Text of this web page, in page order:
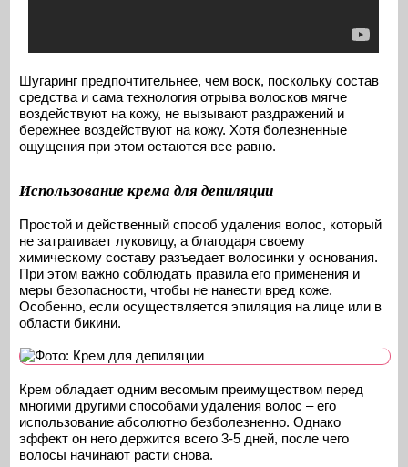
Шугаринг предпочтительнее, чем воск, поскольку состав
средства и сама технология отрыва волосков мягче
воздействуют на кожу, не вызывают раздражений и
бережнее воздействуют на кожу. Хотя болезненные
ощущения при этом остаются все равно.
Использование крема для депиляции
Простой и действенный способ удаления волос, который
не затрагивает луковицу, а благодаря своему
химическому составу разъедает волосинки у основания.
При этом важно соблюдать правила его применения и
меры безопасности, чтобы не нанести вред коже.
Особенно, если осуществляется эпиляция на лице или в
области бикини.
Крем обладает одним весомым преимуществом перед
многими другими способами удаления волос – его
использование абсолютно безболезненно. Однако
эффект он него держится всего 3-5 дней, после чего
волосы начинают расти снова.